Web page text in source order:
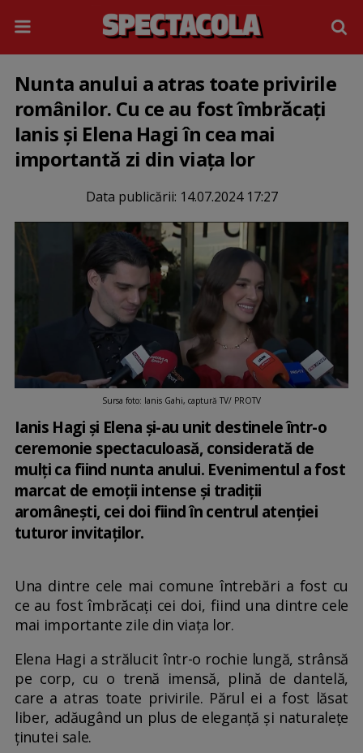
Nunta anului a atras toate privirile
românilor. Cu ce au fost îmbrăcați
Ianis și Elena Hagi în cea mai
importantă zi din viața lor
Data publicării: 14.07.2024 17:27
Sursa foto: Ianis Gahi, captură TV/ PROTV
Ianis Hagi și Elena și-au unit destinele într-o
ceremonie spectaculoasă, considerată de
mulți ca fiind nunta anului. Evenimentul a fost
marcat de emoții intense și tradiții
aromânești, cei doi fiind în centrul atenției
tuturor invitaților.
Una dintre cele mai comune întrebări a fost cu
ce au fost îmbrăcați cei doi, fiind una dintre cele
mai importante zile din viața lor.
Elena Hagi a strălucit într-o rochie lungă, strânsă
pe corp, cu o trenă imensă, plină de dantelă,
care a atras toate privirile. Părul ei a fost lăsat
liber, adăugând un plus de eleganță și naturalețe
ținutei sale.